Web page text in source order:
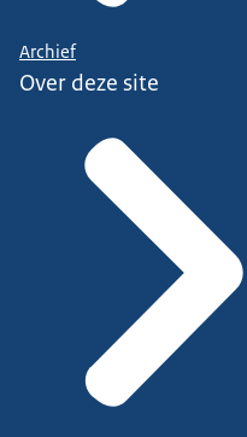
Archief
Over deze site